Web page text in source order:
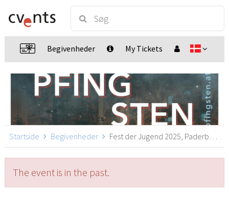
Begivenheder My Tickets
Startside Begivenheder Fest der Jugend 2025, Paderborn
The event is in the past.